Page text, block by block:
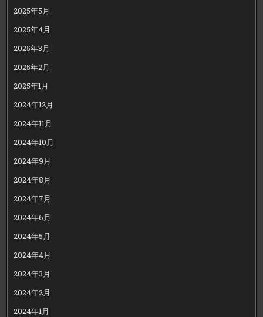
2025年5月
2025年4月
2025年3月
2025年2月
2025年1月
2024年12月
2024年11月
2024年10月
2024年9月
2024年8月
2024年7月
2024年6月
2024年5月
2024年4月
2024年3月
2024年2月
2024年1月